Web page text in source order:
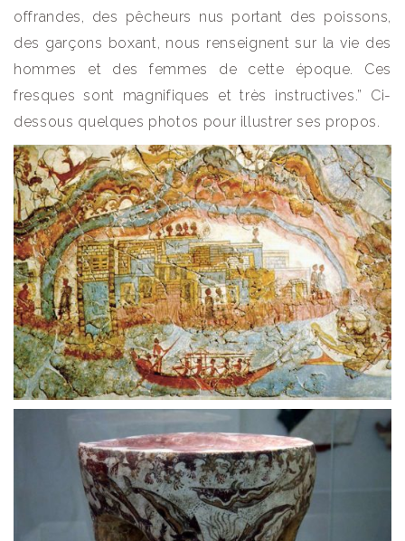
offrandes, des pêcheurs nus portant des poissons,
des garçons boxant, nous renseignent sur la vie des
hommes et des femmes de cette époque. Ces
fresques sont magnifiques et très instructives.” Ci-
dessous quelques photos pour illustrer ses propos.